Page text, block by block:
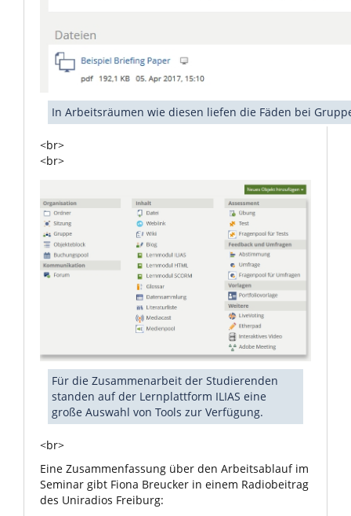
In Arbeitsräumen wie diesen liefen die Fäden bei
<br>
<br>
Für die Zusammenarbeit der Studierenden
standen auf der Lernplattform ILIAS eine
große Auswahl von Tools zur Verfügung.
<br>
Eine Zusammenfassung über den Arbeitsablauf im
Seminar gibt Fiona Breucker in einem Radiobeitrag
des Uniradios Freiburg: